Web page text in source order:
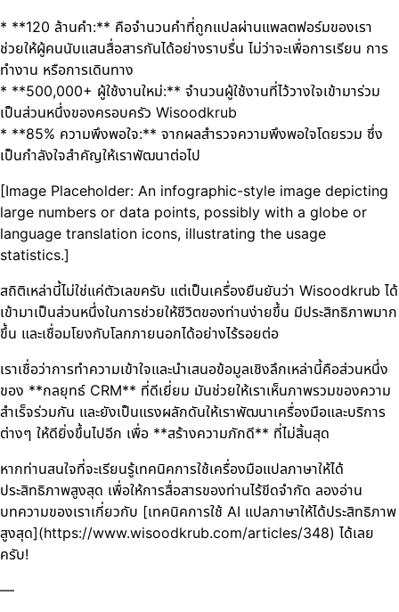
* **120 ล้านคำ:** คือจำนวนคำที่ถูกแปลผ่านแพลตฟอร์มของเรา
ช่วยให้ผู้คนนับแสนสื่อสารกันได้อย่างราบรื่น ไม่ว่าจะเพื่อการเรียน การ
ทำงาน หรือการเดินทาง
* **500,000+ ผู้ใช้งานใหม่:** จำนวนผู้ใช้งานที่ไว้วางใจเข้ามาร่วม
เป็นส่วนหนึ่งของครอบครัว Wisoodkrub
* **85% ความพึงพอใจ:** จากผลสำรวจความพึงพอใจโดยรวม ซึ่ง
เป็นกำลังใจสำคัญให้เราพัฒนาต่อไป
[Image Placeholder: An infographic-style image depicting
large numbers or data points, possibly with a globe or
language translation icons, illustrating the usage
statistics.]
สถิติเหล่านี้ไม่ใช่แค่ตัวเลขครับ แต่เป็นเครื่องยืนยันว่า Wisoodkrub ได้
เข้ามาเป็นส่วนหนึ่งในการช่วยให้ชีวิตของท่านง่ายขึ้น มีประสิทธิภาพมาก
ขึ้น และเชื่อมโยงกับโลกภายนอกได้อย่างไร้รอยต่อ
เราเชื่อว่าการทำความเข้าใจและนำเสนอข้อมูลเชิงลึกเหล่านี้คือส่วนหนึ่ง
ของ **กลยุทธ์ CRM** ที่ดีเยี่ยม มันช่วยให้เราเห็นภาพรวมของความ
สำเร็จร่วมกัน และยังเป็นแรงผลักดันให้เราพัฒนาเครื่องมือและบริการ
ต่างๆ ให้ดียิ่งขึ้นไปอีก เพื่อ **สร้างความภักดี** ที่ไม่สิ้นสุด
หากท่านสนใจที่จะเรียนรู้เทคนิคการใช้เครื่องมือแปลภาษาให้ได้
ประสิทธิภาพสูงสุด เพื่อให้การสื่อสารของท่านไร้ขีดจำกัด ลองอ่าน
บทความของเราเกี่ยวกับ [เทคนิคการใช้ AI แปลภาษาให้ได้ประสิทธิภาพ
สูงสุด](https://www.wisoodkrub.com/articles/348) ได้เลย
ครับ!
—